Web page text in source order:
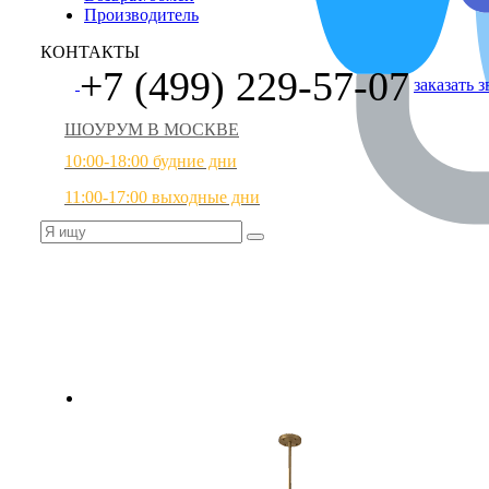
Производитель
КОНТАКТЫ
+7 (499) 229-57-07 заказать
ШОУРУМ В МОСКВЕ
10:00-18:00 будние дни
11:00-17:00 выходные дни